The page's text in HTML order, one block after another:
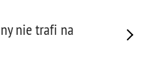
nie trafi na